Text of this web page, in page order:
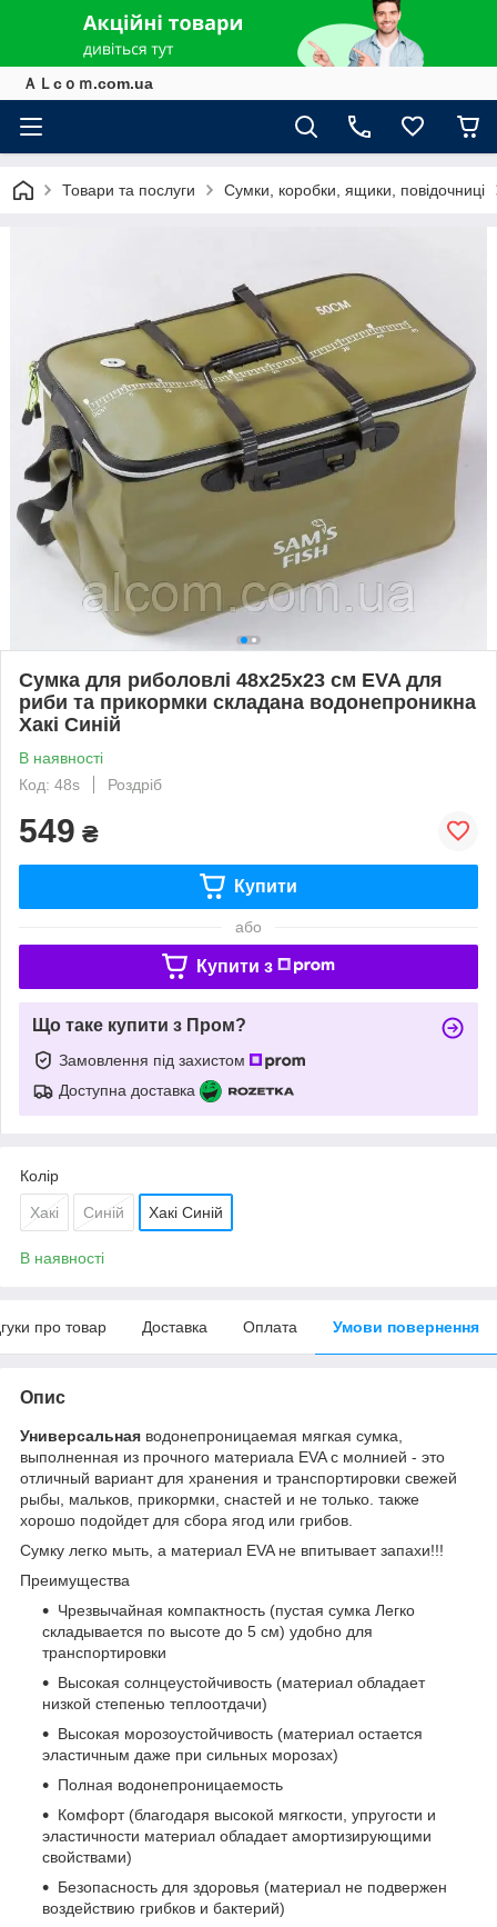
ＡＬcｏｍ.com.ua
Товари та послуги Сумки, коробки, ящики, повідочниці
Сумка для риболовлі 48x25x23 см EVA для
риби та прикормки складана водонепроникна
Хакі Синій
В наявності
Код: 48s
Роздріб
549 ₴
Купити
або
Купити з
Що таке купити з Пром?
Замовлення під захистом
Доступна доставка
Колір
Хакі Синій Хакі Синій
В наявності
про товар Доставка Оплата Умови повернення
Опис
Универсальная водонепроницаемая мягкая сумка,
выполненная из прочного материала EVA с молнией - это
отличный вариант для хранения и транспортировки свежей
рыбы, мальков, прикормки, снастей и не только. также
хорошо подойдет для сбора ягод или грибов.
Сумку легко мыть, а материал EVA не впитывает запахи!!!
Преимущества
Чрезвычайная компактность (пустая сумка Легко
складывается по высоте до 5 см) удобно для
транспортировки
Высокая солнцеустойчивость (материал обладает
низкой степенью теплоотдачи)
Высокая морозоустойчивость (материал остается
эластичным даже при сильных морозах)
Полная водонепроницаемость
Комфорт (благодаря высокой мягкости, упругости и
эластичности материал обладает амортизирующими
свойствами)
Безопасность для здоровья (материал не подвержен
воздействию грибков и бактерий)